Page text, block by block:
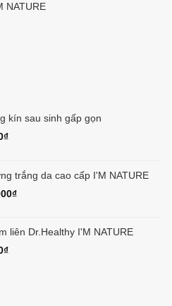
NATURE
kín sau sinh gấp gọn
₫Giá
là:trắng da cao cấp I'M NATURE
₫Giá
là:
liên Dr.Healthy I'M NATURE
₫Giá